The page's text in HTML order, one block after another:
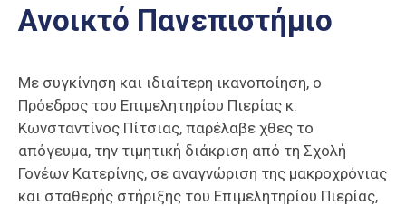
Έκθεση
ΕΒΕΠ-
Πιερία
Ανοικτό Πανεπιστήμιο
Με συγκίνηση και ιδιαίτερη ικανοποίηση, ο
Πρόεδρος του Επιμελητηρίου Πιερίας κ.
Κωνσταντίνος Πίτσιας, παρέλαβε χθες το
απόγευμα, την τιμητική διάκριση από τη Σχολή
Γονέων Κατερίνης, σε αναγνώριση της μακροχρόνιας
και σταθερής στήριξης του Επιμελητηρίου Πιερίας,